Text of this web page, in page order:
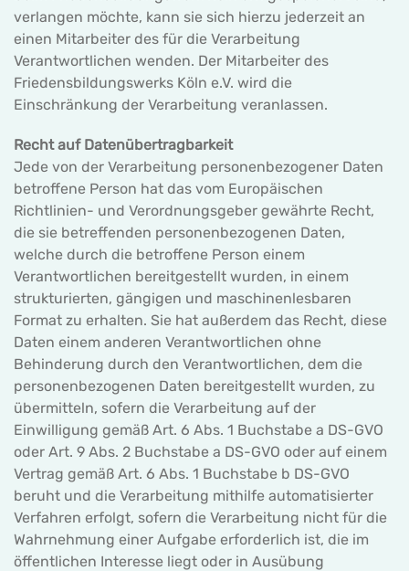
verlangen möchte, kann sie sich hierzu jederzeit an
einen Mitarbeiter des für die Verarbeitung
Verantwortlichen wenden. Der Mitarbeiter des
Friedensbildungswerks Köln e.V. wird die
Einschränkung der Verarbeitung veranlassen.
Recht auf Datenübertragbarkeit
Jede von der Verarbeitung personenbezogener Daten
betroffene Person hat das vom Europäischen
Richtlinien- und Verordnungsgeber gewährte Recht,
die sie betreffenden personenbezogenen Daten,
welche durch die betroffene Person einem
Verantwortlichen bereitgestellt wurden, in einem
strukturierten, gängigen und maschinenlesbaren
Format zu erhalten. Sie hat außerdem das Recht, diese
Daten einem anderen Verantwortlichen ohne
Behinderung durch den Verantwortlichen, dem die
personenbezogenen Daten bereitgestellt wurden, zu
übermitteln, sofern die Verarbeitung auf der
Einwilligung gemäß Art. 6 Abs. 1 Buchstabe a DS-GVO
oder Art. 9 Abs. 2 Buchstabe a DS-GVO oder auf einem
Vertrag gemäß Art. 6 Abs. 1 Buchstabe b DS-GVO
beruht und die Verarbeitung mithilfe automatisierter
Verfahren erfolgt, sofern die Verarbeitung nicht für die
Wahrnehmung einer Aufgabe erforderlich ist, die im
öffentlichen Interesse liegt oder in Ausübung